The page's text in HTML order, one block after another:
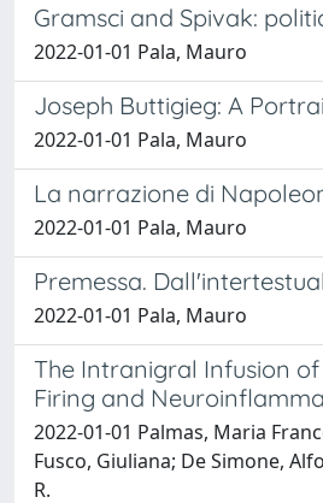
Gramsci and Spivak:
2022-01-01 Pala, Mauro
Joseph Buttigieg: A
2022-01-01 Pala, Mauro
La narrazione di
2022-01-01 Pala, Mauro
Premessa.
2022-01-01 Pala, Mauro
The Intranigral Infusion
Firing and
2022-01-01 Palmas, Maria
Fusco, Giuliana; De Simone,
R.